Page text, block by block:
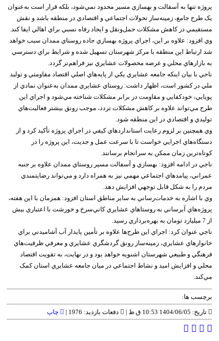
پروژه تنها به آسفالت و بهسازي مسير محدود نمي‌شود، بلکه قرار است به‌عنوان
يک طرح جامع، زمينه‌ساز تحولات اجتماعي و اقتصادي در منطقه باشد و نقش
مستقيمي در کاهش مشکلات حمل‌ونقل و ايجاد رفاه نسبي براي اهالي ايفا کند.
وي افزود: علاوه بر اين، اجراي پروژه بهسازي جاده روستاي ممدان سبب خواهد
شد ارتباط اين منطقه با مرکز شهرستان تسهيل شده و شرايط براي دسترسي
به بازارهاي محلي و عرضه محصولات عشايري نيز فراهم‌تر گردد.
ناجي با بيان اينکه جامعه عشايري يکي از پايه‌هاي اصلي اقتصاد مقاومتي و توليد
ملي در کشور است، اظهار داشت: روستاي عشايري ممدان به‌عنوان نمادي از
پويايي، خودکفايي و مقاومت در برابر مشکلات شناخته مي‌شود و اجراي اين
طرح مي‌تواند علاوه بر کاهش مشکلات تردد، موجب رونق بيشتر فعاليت‌هاي
توليدي و اقتصادي در اين منطقه شود.
وي همچنين بر لزوم رعايت استانداردهاي کيفي در اجراي پروژه تأکيد کرد و از
دستگاه‌هاي اجرايي خواست تا با سرعت عمل و جديت، اين پروژه را در
کوتاه‌ترين زمان ممکن به سرانجام برسانند.
ناجي در ادامه افزود: بهسازي و آسفالت مسير روستاي ممدان علاوه بر جنبه
عمراني، پيامدهاي اجتماعي مهمي نيز به همراه دارد و مي‌تواند رضايتمندي
مردم را به شکل قابل توجهي افزايش دهد.
وي با اشاره به خدمات‌رساني به ساير مناطق استان افزود: همزمان با اين هفته،
پروژه‌هاي آبرساني به روستاهاي عشايري کاني‌سرخ و خورشت با اعتباري بيش
از 7 ميليارد تومان به بهره‌برداري رسيد.
ناجي عنوان کرد: اجراي اين طرح‌ها علاوه بر تأمين پايدار آب آشاميدني براي
خانوارهاي عشايري، زمينه‌ساز رونق گردشگري عشايري و معرفي ظرفيت‌هاي
فرهنگي و طبيعي شهرستان اشنويه خواهد بود و در نهايت، به تقويت اقتصاد
محلي و افزايش اميد و نشاط اجتماعي در ميان جامعه عشايري استان کمک
مي‌کند.
برچسب ها:
تاریخ: 1404/06/05 10:53 ق.ظ | دفعات بازدید: 1976 | چاپ